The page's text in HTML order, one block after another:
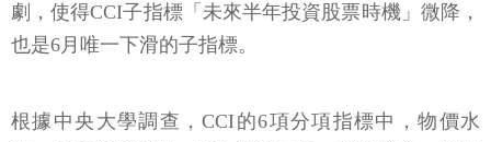
劇，使得CCI子指標「未來半年投資股票時機」微降，
也是6月唯一下滑的子指標。
根據中央大學調查，CCI的6項分項指標中，物價水